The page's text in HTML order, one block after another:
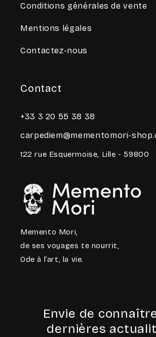
Conditions générales de vente
Mentions légales
Contactez-nous
Contact
+33 3 20 55 38 38
carpediem@mementomori-
122 rue Esquermoise, Lille - 59800
Memento Mori,
de ses voyages te nourrit,
Ode à l’art, la vie.
Envie de
dernières